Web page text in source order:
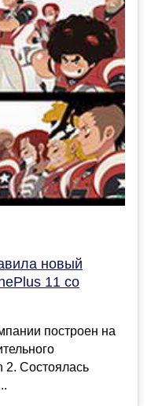
новый
11 со
построен на
2. Состоялась